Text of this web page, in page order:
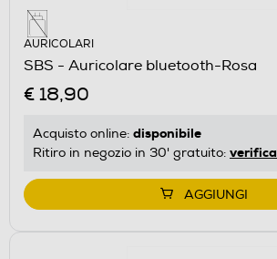
AURICOLARI
SBS - Auricolare bluetooth-Rosa
€ 18,90
Acquisto online: disponibile
Ritiro in negozio in 30' gratuito: verifica
AGGIUNGI